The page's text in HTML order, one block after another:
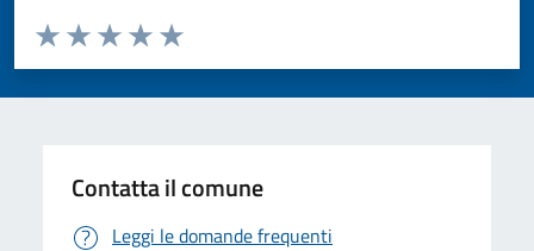
Valuta da 1 a 5 stelle la pagina
Valuta 5 stelle su 5
Valuta 4 stelle su 5
Valuta 3 stelle su 5
Valuta 2 stelle su 5
Valuta 1 stelle su 5
Contatta il comune
Leggi le domande frequenti